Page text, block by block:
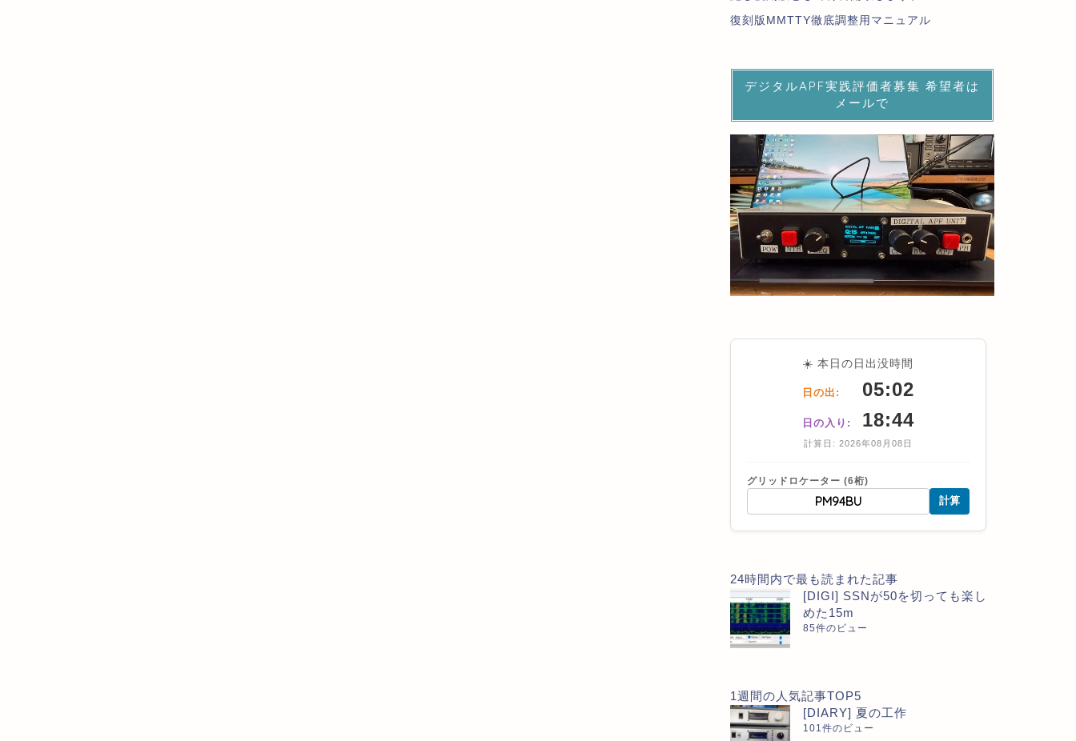
復刻版MMTTY徹底調整用マニュアル
デジタルAPF実践評価者募集 希望者は
メールで
☀️ 本日の日出没時間
日の出: 05:02
日の入り: 18:44
計算日: 2026年08月08日
グリッドロケーター (6桁)
計算
24時間内で最も読まれた記事
[DIGI] SSNが50を切っても楽し
めた15m
85件のビュー
1週間の人気記事TOP5
[DIARY] 夏の工作
101件のビュー